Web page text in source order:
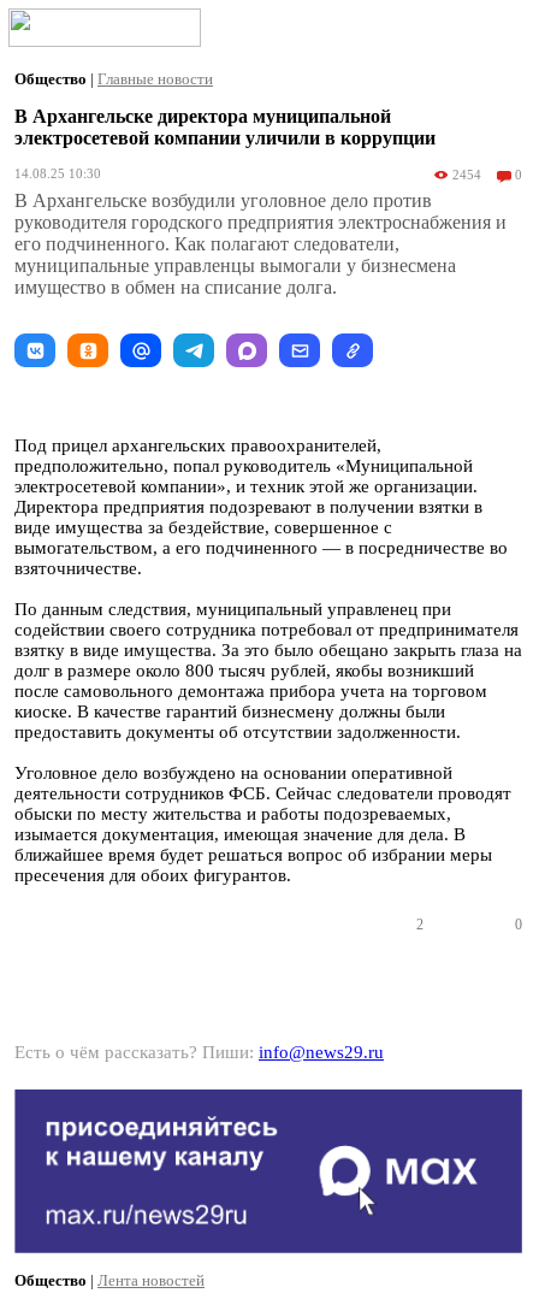
Общество | Главные новости
В Архангельске директора муниципальной
электросетевой компании уличили в коррупции
14.08.25 10:30 2454 0
В Архангельске возбудили уголовное дело против
руководителя городского предприятия электроснабжения и
его подчиненного. Как полагают следователи,
муниципальные управленцы вымогали у бизнесмена
имущество в обмен на списание долга.
Под прицел архангельских правоохранителей,
предположительно, попал руководитель «Муниципальной
электросетевой компании», и техник этой же организации.
Директора предприятия подозревают в получении взятки в
виде имущества за бездействие, совершенное с
вымогательством, а его подчиненного — в посредничестве во
взяточничестве.
По данным следствия, муниципальный управленец при
содействии своего сотрудника потребовал от предпринимателя
взятку в виде имущества. За это было обещано закрыть глаза на
долг в размере около 800 тысяч рублей, якобы возникший
после самовольного демонтажа прибора учета на торговом
киоске. В качестве гарантий бизнесмену должны были
предоставить документы об отсутствии задолженности.
Уголовное дело возбуждено на основании оперативной
деятельности сотрудников ФСБ. Сейчас следователи проводят
обыски по месту жительства и работы подозреваемых,
изымается документация, имеющая значение для дела. В
ближайшее время будет решаться вопрос об избрании меры
пресечения для обоих фигурантов.
2 0
Есть о чём рассказать? Пиши: info@news29.ru
Общество | Лента новостей